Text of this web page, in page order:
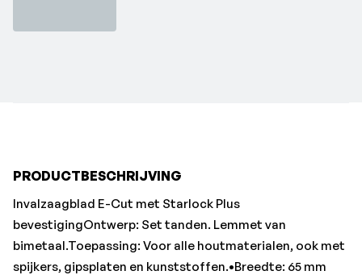
•Vorm: 161
PRODUCTBESCHRIJVING
Invalzaagblad E-Cut met Starlock Plus
bevestigingOntwerp: Set tanden. Lemmet van
bimetaal.Toepassing: Voor alle houtmaterialen, ook met
spijkers, gipsplaten en kunststoffen.•Breedte: 65 mm